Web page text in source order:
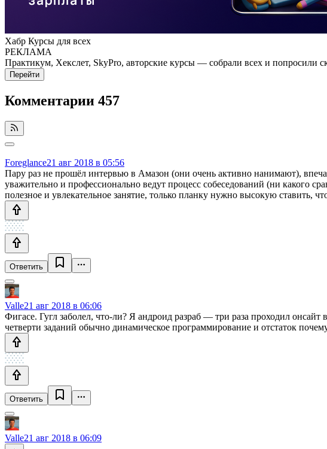
Хабр Курсы для всех
РЕКЛАМА
Практикум, Хекслет, SkyPro, авторские курсы — собрали всех и попросили
Перейти
Комментарии 457
Foreglance21 авг 2018 в 05:56
Пару раз не прошёл интервью в Амазон (они очень активно нанимают),
уважительно и профессионально ведут процесс собеседований (ни какого
полезное и увлекательное занятие, только планку нужно высокую ставить,
Ответить
Valle21 авг 2018 в 06:06
Фигасе. Гугл заболел, что-ли? Я андроид разраб — три раза проходил
четверти заданий обычно динамическое программирование и отстаток
Ответить
Valle21 авг 2018 в 06:09